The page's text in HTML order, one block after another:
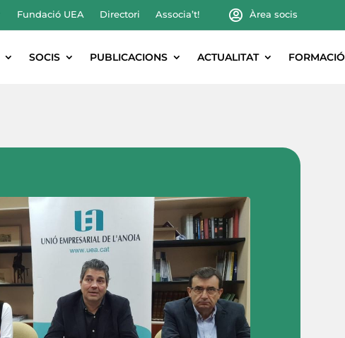
Fundació UEA Directori Associa’t! Àrea socis
SOCIS PUBLICACIONS ACTUALITAT FORMACIÓ